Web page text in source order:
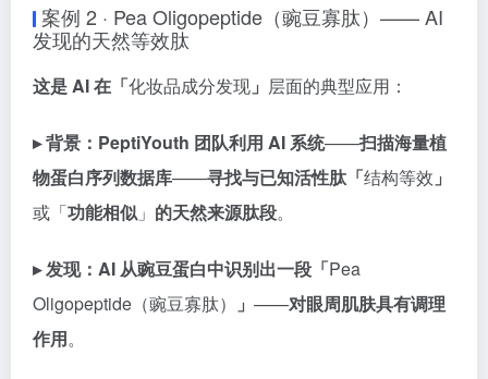
案例 2 · Pea Oligopeptide（豌豆寡肽）—— AI
发现的天然等效肽
这是 AI 在「化妆品成分发现 」 层面的典型应用：
▸ 背景： PeptiYouth 团队利用 AI 系统——扫描海量植
物蛋白序列数据库——寻找与已知活性肽「结构等效 」
或「功能相似 」 的天然来源肽段。
▸ 发现： AI 从豌豆蛋白中识别出一段「Pea
Oligopeptide（豌豆寡肽）
」 ——对眼周肌肤具有调理
作用。